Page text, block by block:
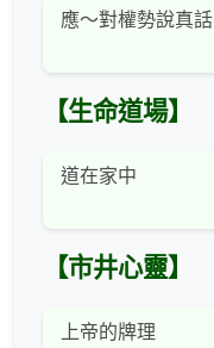
應～對權勢說真話
【生命道場】
道在家中
【市井心靈】
上帝的牌理